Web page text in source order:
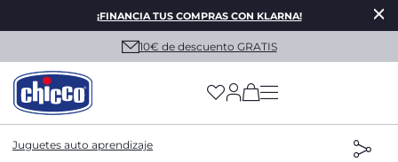
¡FINANCIA TUS COMPRAS CON KLARNA!
10€ de descuento GRATIS
(has more options
Juguetes auto aprendizaje